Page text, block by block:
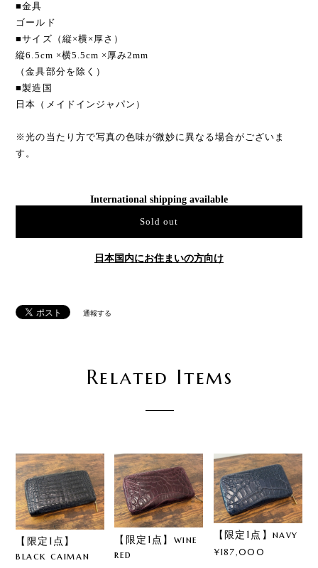
■金具
ゴールド
■サイズ（縦×横×厚さ）
縦6.5cm ×横5.5cm ×厚み2mm
（金具部分を除く）
■製造国
日本（メイドインジャパン）
※光の当たり方で写真の色味が微妙に異なる場合がございま
す。
International shipping available
Sold out
日本国内にお住まいの方向け
通報する
Related Items
【限定1点】
black caiman
【限定1点】wine
red
【限定1点】navy
¥187,000